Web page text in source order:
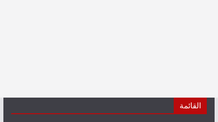
القائمة